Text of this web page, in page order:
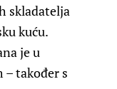
skladatelja
kuću.
je u
– također s